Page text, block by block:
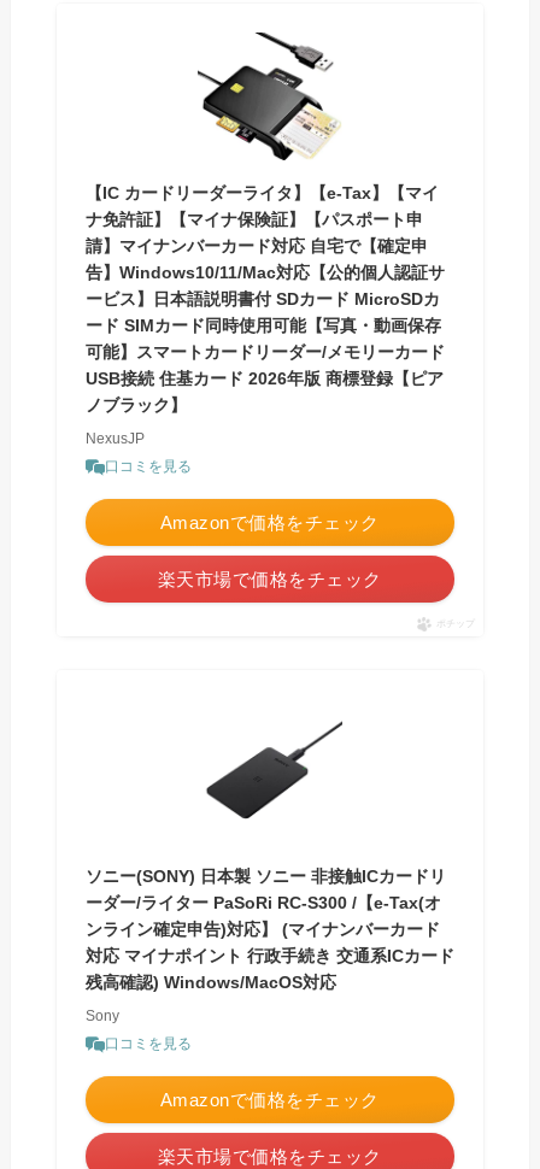
【IC カードリーダーライタ】【e-Tax】【マイ
ナ免許証】【マイナ保険証】【パスポート申
請】マイナンバーカード対応 自宅で【確定申
告】Windows10/11/Mac対応【公的個人認証サ
ービス】日本語説明書付 SDカード MicroSDカ
ード SIMカード同時使用可能【写真・動画保存
可能】スマートカードリーダー/メモリーカード
USB接続 住基カード 2026年版 商標登録【ピア
ノブラック】
NexusJP
口コミを見る
Amazonで価格をチェック
楽天市場で価格をチェック
ポチップ
ソニー(SONY) 日本製 ソニー 非接触ICカードリ
ーダー/ライター PaSoRi RC-S300 /【e-Tax(オ
ンライン確定申告)対応】 (マイナンバーカード
対応 マイナポイント 行政手続き 交通系ICカード
残高確認) Windows/MacOS対応
Sony
口コミを見る
Amazonで価格をチェック
楽天市場で価格をチェック